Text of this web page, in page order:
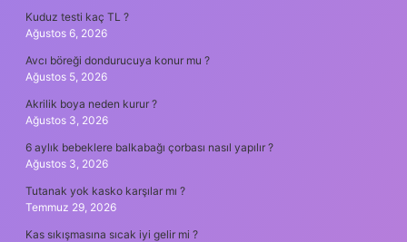
Kuduz testi kaç TL ?
Ağustos 6, 2026
Avcı böreği dondurucuya konur mu ?
Ağustos 5, 2026
Akrilik boya neden kurur ?
Ağustos 3, 2026
6 aylık bebeklere balkabağı çorbası nasıl yapılır ?
Ağustos 3, 2026
Tutanak yok kasko karşılar mı ?
Temmuz 29, 2026
Kas sıkışmasına sıcak iyi gelir mi ?